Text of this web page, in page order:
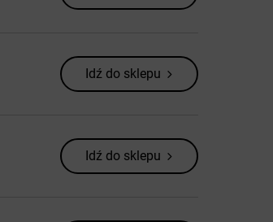
Idź do sklepu
Idź do sklepu